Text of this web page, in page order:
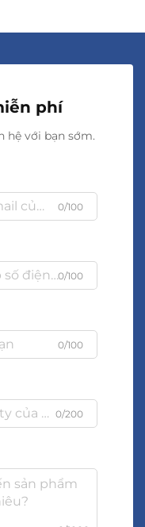
phí
hệ với bạn sớm.
0/100
0/100
0/100
0/200